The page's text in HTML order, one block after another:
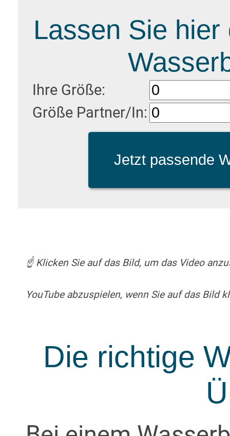
Lassen Sie
Ihre Größe:
Größe Partner/In:
☝️ Klicken Sie auf das Bild, um das Video
YouTube abzuspielen, wenn Sie auf das Bild
Die richtige